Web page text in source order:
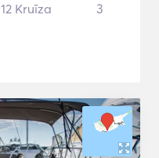
12 Kruīza 3